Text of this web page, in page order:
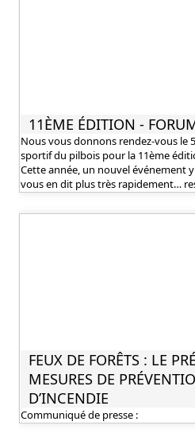
11ÈME ÉDITION -
Nous vous donnons rendez-vous le
sportif du pilbois pour la 11ème
Cette année, un nouvel événement
vous en dit plus très rapidement…
FEUX DE FORÊTS : LE
MESURES DE
D’INCENDIE
Communiqué de presse :